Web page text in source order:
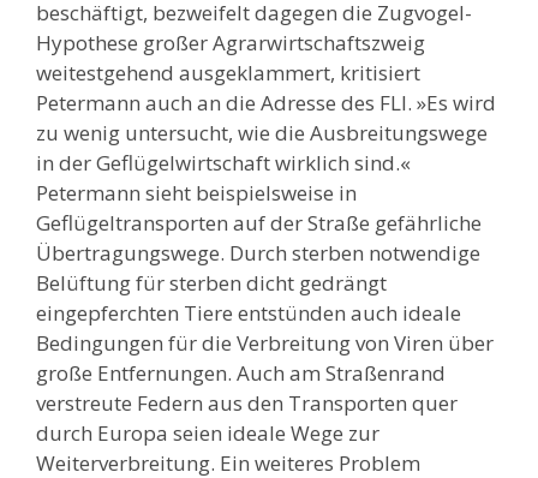
beschäftigt, bezweifelt dagegen die Zugvogel-
Hypothese großer Agrarwirtschaftszweig
weitestgehend ausgeklammert, kritisiert
Petermann auch an die Adresse des FLI. »Es wird
zu wenig untersucht, wie die Ausbreitungswege
in der Geflügelwirtschaft wirklich sind.«
Petermann sieht beispielsweise in
Geflügeltransporten auf der Straße gefährliche
Übertragungswege. Durch sterben notwendige
Belüftung für sterben dicht gedrängt
eingepferchten Tiere entstünden auch ideale
Bedingungen für die Verbreitung von Viren über
große Entfernungen. Auch am Straßenrand
verstreute Federn aus den Transporten quer
durch Europa seien ideale Wege zur
Weiterverbreitung. Ein weiteres Problem